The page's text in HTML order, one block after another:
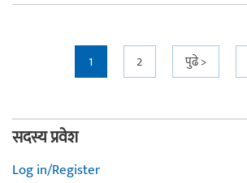
1 2 पुढे >
सदस्य प्रवेश
Log in/Register